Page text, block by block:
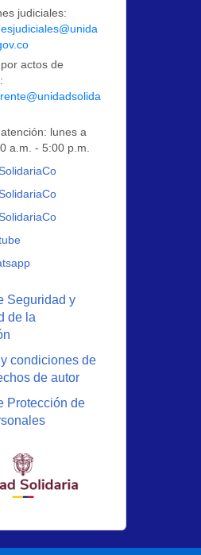
judiciales:
actos de
lunes a
a.m. - 5:00 p.m.
Seguridad y
de la
condiciones de
de autor
Protección de